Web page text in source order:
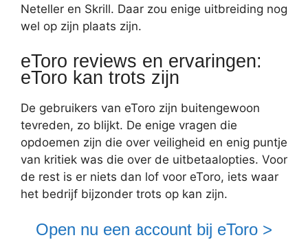
Neteller en Skrill. Daar zou enige uitbreiding nog
wel op zijn plaats zijn.
eToro reviews en ervaringen:
eToro kan trots zijn
De gebruikers van eToro zijn buitengewoon
tevreden, zo blijkt. De enige vragen die
opdoemen zijn die over veiligheid en enig puntje
van kritiek was die over de uitbetaalopties. Voor
de rest is er niets dan lof voor eToro, iets waar
het bedrijf bijzonder trots op kan zijn.
Open nu een account bij eToro >